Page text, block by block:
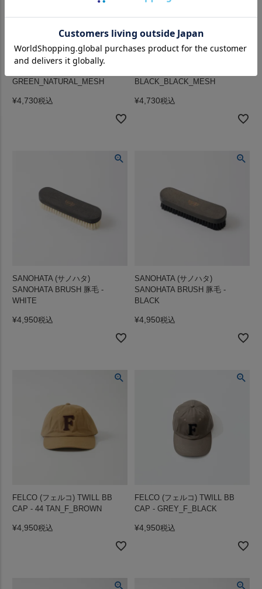
FELCO (フェルコ) PR TWILL
BACK MESH BB CAP
GREEN_NATURAL_MESH
¥4,730税込
FELCO (フェルコ) PR TWILL
BLACK_BLACK_MESH
¥4,730税込
SANOHATA (サノハタ)
SANOHATA BRUSH 豚毛 -
WHITE
¥4,950税込
SANOHATA (サノハタ)
SANOHATA BRUSH 豚毛 -
BLACK
¥4,950税込
FELCO (フェルコ) TWILL BB
CAP - 44 TAN_F_BROWN
¥4,950税込
FELCO (フェルコ) TWILL BB
CAP - GREY_F_BLACK
¥4,950税込